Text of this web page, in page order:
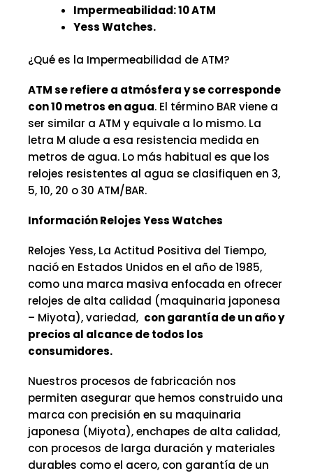
Impermeabilidad: 10 ATM
Yess Watches.
¿Qué es la Impermeabilidad de ATM?
ATM se refiere a atmósfera y se corresponde
con 10 metros en agua. El término BAR viene a
ser similar a ATM y equivale a lo mismo. La
letra M alude a esa resistencia medida en
metros de agua. Lo más habitual es que los
relojes resistentes al agua se clasifiquen en 3,
5, 10, 20 o 30 ATM/BAR.
Información Relojes Yess Watches
Relojes Yess, La Actitud Positiva del Tiempo,
nació en Estados Unidos en el año de 1985,
como una marca masiva enfocada en ofrecer
relojes de alta calidad (maquinaria japonesa
– Miyota), variedad, con garantía de un año y
precios al alcance de todos los
consumidores.
Nuestros procesos de fabricación nos
permiten asegurar que hemos construido una
marca con precisión en su maquinaria
japonesa (Miyota), enchapes de alta calidad,
con procesos de larga duración y materiales
durables como el acero, con garantía de un